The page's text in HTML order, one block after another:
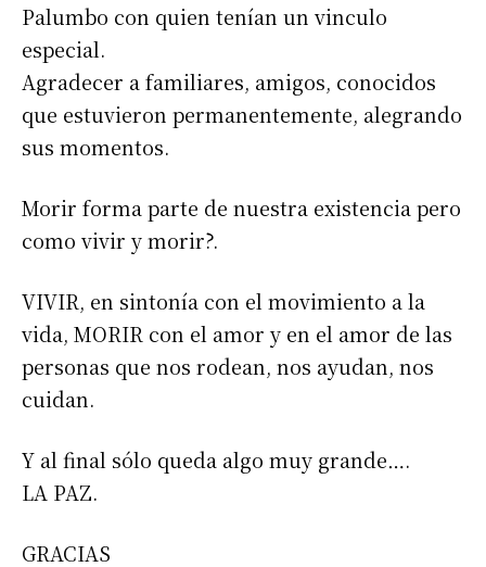
Palumbo con quien tenían un vinculo
especial.
Agradecer a familiares, amigos, conocidos
que estuvieron permanentemente, alegrando
sus momentos.
Morir forma parte de nuestra existencia pero
como vivir y morir?.
VIVIR, en sintonía con el movimiento a la
vida, MORIR con el amor y en el amor de las
personas que nos rodean, nos ayudan, nos
cuidan.
Y al final sólo queda algo muy grande….
LA PAZ.
GRACIAS